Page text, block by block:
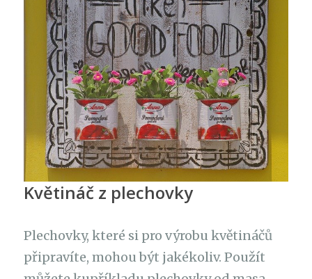
Květináč z plechovky
Plechovky, které si pro výrobu květináčů
připravíte, mohou být jakékoliv. Použít